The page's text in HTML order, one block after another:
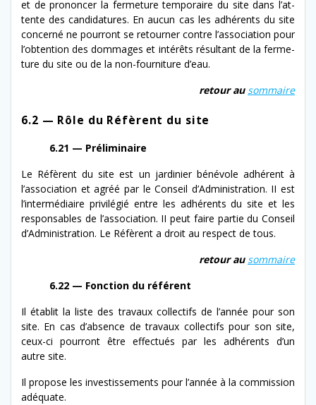
et de pronon­cer la fer­me­ture tem­po­raire du site dans l’at­
tente des can­di­da­tures. En aucun cas les adhérents du site
con­cerné ne pour­ront se retourn­er con­tre l’association pour
l’ob­ten­tion des dom­mages et intérêts résul­tant de la fer­me­
ture du site ou de la non-​fourniture d’eau.
retour au som­maire
6.2 — Rôle du Réfèrent du site
6.21 — Préliminaire
Le Réfèrent du site est un jar­dinier bénév­ole adhérent à
l’association et agréé par le Conseil d’Administration. II est
l’in­ter­mé­di­aire priv­ilégié entre les adhérents du site et les
respon­s­ables de l’association. II peut faire par­tie du Conseil
d’Administration. Le Réfèrent a droit au respect de tous.
retour au som­maire
6.22 — Fonction du référent
Il établit la liste des travaux col­lec­tifs de l’an­née pour son
site. En cas d’ab­sence de travaux col­lec­tifs pour son site,
ceux-​ci pour­ront être effec­tués par les adhérents d’un
autre site.
Il pro­pose les investisse­ments pour l’an­née à la com­mis­sion
adéquate.